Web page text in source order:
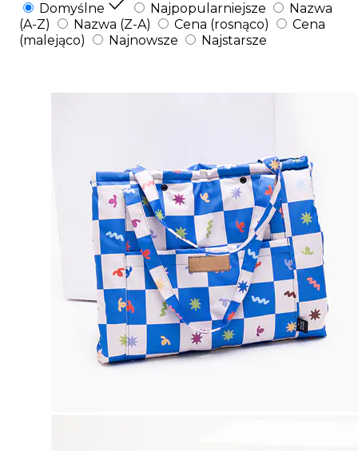
Domyślne Najpopularniejsze
Nazwa
(A-Z)
Nazwa (Z-A) Cena (rosnąco)
Cena
(malejąco)
Najnowsze Najstarsze